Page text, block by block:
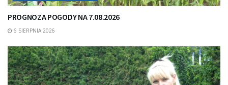
PROGNOZA POGODY NA 7.08.2026
6 SIERPNIA 2026